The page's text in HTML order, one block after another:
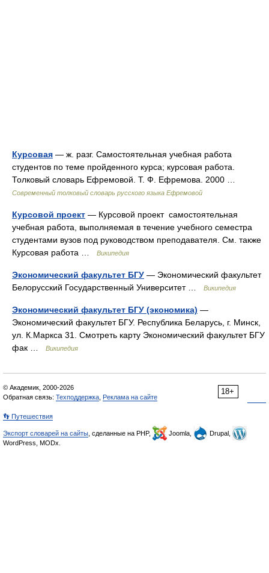
Курсовая — ж. разг. Самостоятельная учебная работа
студентов по теме пройденного курса; курсовая работа.
Толковый словарь Ефремовой. Т. Ф. Ефремова. 2000 …
Современный толковый словарь русского языка Ефремовой
Курсовой проект — Курсовой проект самостоятельная
учебная работа, выполняемая в течение учебного семестра
студентами вузов под руководством преподавателя. См. также
Курсовая работа …
Википедия
Экономический факультет БГУ — Экономический факультет
Белорусский Государственный Университет …
Википедия
Экономический факультет БГУ (экономика) —
Экономический факультет БГУ. Республика Беларусь, г. Минск,
ул. К.Маркса 31. Смотреть карту Экономический факультет БГУ
фак …
Википедия
18+
© Академик, 2000-2026
Обратная связь: Техподдержка Реклама на сайте
👣 Путешествия
Экспорт словарей на сайты , сделанные на PHP, Joomla,
Drupal,
WordPress, MODx.